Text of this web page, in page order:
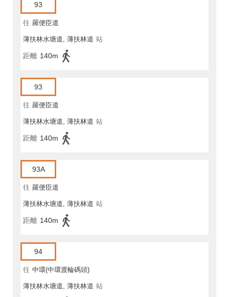
93
往 羅便臣道
薄扶林水塘道, 薄扶林道 站
距離 140m
93
往 羅便臣道
薄扶林水塘道, 薄扶林道 站
距離 140m
93A
往 羅便臣道
薄扶林水塘道, 薄扶林道 站
距離 140m
94
往 中環(中環渡輪碼頭)
薄扶林水塘道, 薄扶林道 站